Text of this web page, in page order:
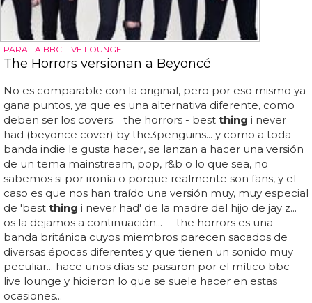
PARA LA BBC LIVE LOUNGE
The Horrors versionan a Beyoncé
No es comparable con la original, pero por eso mismo ya
gana puntos, ya que es una alternativa diferente, como
deben ser los covers: the horrors - best thing i never
had (beyonce cover) by the3penguins... y como a toda
banda indie le gusta hacer, se lanzan a hacer una versión
de un tema mainstream, pop, r&b o lo que sea, no
sabemos si por ironía o porque realmente son fans, y el
caso es que nos han traído una versión muy, muy especial
de 'best thing i never had' de la madre del hijo de jay z...
os la dejamos a continuación... the horrors es una
banda británica cuyos miembros parecen sacados de
diversas épocas diferentes y que tienen un sonido muy
peculiar... hace unos días se pasaron por el mítico bbc
live lounge y hicieron lo que se suele hacer en estas
ocasiones...